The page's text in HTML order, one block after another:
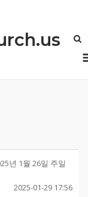
년 1월 26일 주일
2025-01-29 17:56